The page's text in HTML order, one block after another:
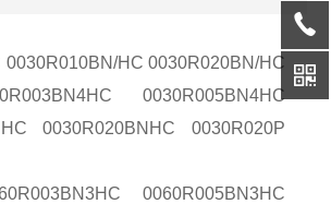
HC 0030R020BN/HC
0030R005BN4HC
0030R020BNHC 0030R020P
0060R005BN3HC